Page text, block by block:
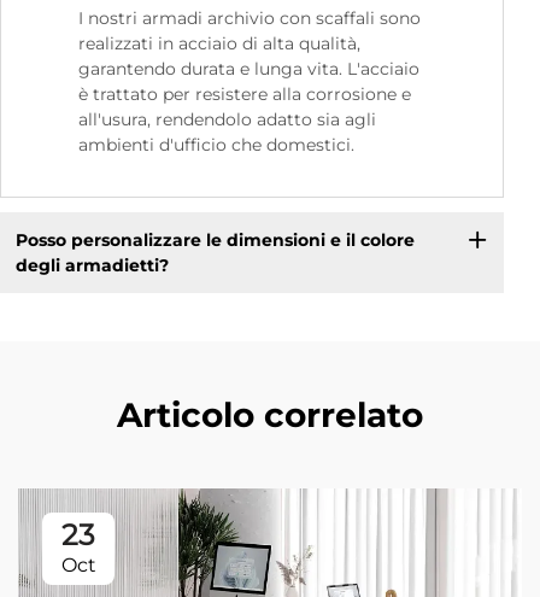
I nostri armadi archivio con scaffali sono
realizzati in acciaio di alta qualità,
garantendo durata e lunga vita. L'acciaio
è trattato per resistere alla corrosione e
all'usura, rendendolo adatto sia agli
ambienti d'ufficio che domestici.
Posso personalizzare le dimensioni e il colore
degli armadietti?
Articolo correlato
23
Oct